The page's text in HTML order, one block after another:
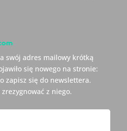
swój adres mailowy krótką
się nowego na stronie:
zapisz się do newslettera.
z niego.